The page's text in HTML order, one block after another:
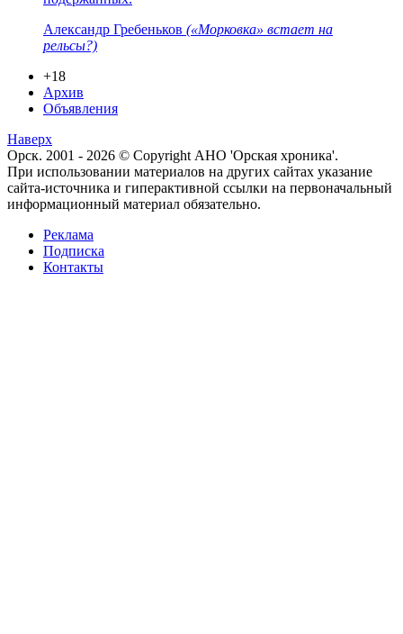
Александр Гребеньков («Морковка» встает на
рельсы?)
+18
Архив
Объявления
Наверх
Орск. 2001 - 2026 © Copyright АНО 'Орская хроника'.
При использовании материалов на других сайтах указание
сайта-источника и гиперактивной ссылки на первоначальный
информационный материал обязательно.
Реклама
Подписка
Контакты